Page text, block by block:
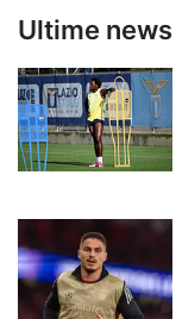
Ultime news